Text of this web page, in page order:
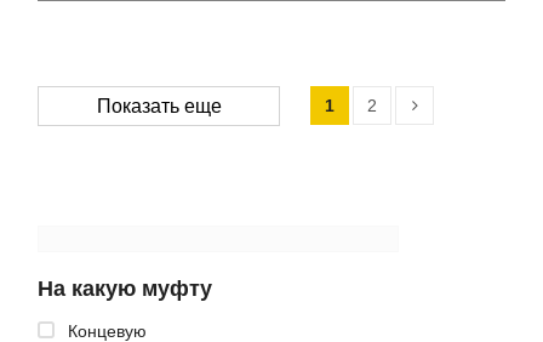
На какую муфту
Концевую
Показать еще 1 2